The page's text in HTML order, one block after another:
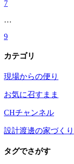
7
…
9
カテゴリ
現場からの便り
お気に召すまま
CHチャンネル
設計渡邊の家づくり
タグでさがす